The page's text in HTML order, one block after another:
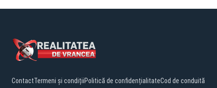
ContactTermeni și condițiiPolitică de confidențialitateCod de conduită